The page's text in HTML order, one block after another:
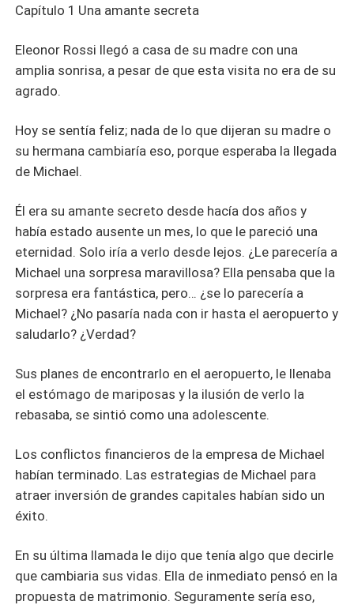
conexión intensa, peligrosa, imposible de ignorar. Ambos
Ambos están cansados de sufrir. Pero en un juego donde
el amor se mezcla con la traición, y el deseo con la
culpa… ¿Es posible construir algo real sobre las ruinas
problemas personales, construir una relación auténtica?
despreciada que lucha día a día con sus propias
inseguridades?
Capítulo 1 Una amante secreta
Eleonor Rossi llegó a casa de su madre con una
amplia sonrisa, a pesar de que esta visita no era de su
agrado.
Hoy se sentía feliz; nada de lo que dijeran su madre o
su hermana cambiaría eso, porque esperaba la llegada
de Michael.
Él era su amante secreto desde hacía dos años y
había estado ausente un mes, lo que le pareció una
eternidad. Solo iría a verlo desde lejos. ¿Le parecería a
Michael una sorpresa maravillosa? Ella pensaba que la
sorpresa era fantástica, pero… ¿se lo parecería a
Michael? ¿No pasaría nada con ir hasta el aeropuerto y
saludarlo? ¿Verdad?
Sus planes de encontrarlo en el aeropuerto, le llenaba
el estómago de mariposas y la ilusión de verlo la
rebasaba, se sintió como una adolescente.
Los conflictos financieros de la empresa de Michael
habían terminado. Las estrategias de Michael para
atraer inversión de grandes capitales habían sido un
éxito.
En su última llamada le dijo que tenía algo que decirle
que cambiaria sus vidas. Ella de inmediato pensó en la
propuesta de matrimonio. Seguramente sería eso,